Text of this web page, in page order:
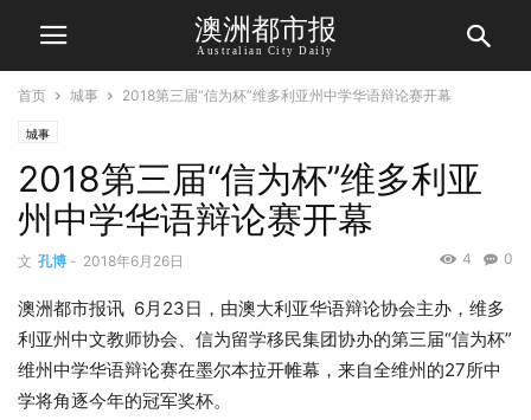
澳洲都市报
Australian City Daily
首页 城事 2018第三届“信为杯”维多利亚州中学华语辩论赛开幕
城事
2018第三届“信为杯”维多利亚
州中学华语辩论赛开幕
文 孔博 - 2018年6月26日 0
4
澳洲都市报讯 6月23日，由澳大利亚华语辩论协会主办，维多
利亚州中文教师协会、信为留学移民集团协办的第三届“信为杯”
维州中学华语辩论赛在墨尔本拉开帷幕，来自全维州的27所中
学将角逐今年的冠军奖杯。